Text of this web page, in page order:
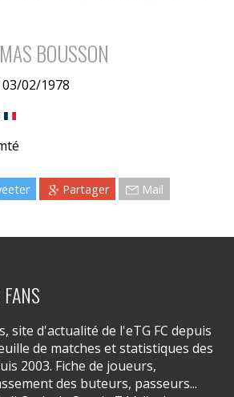
BOUSSON
02/1978
Partager Mail
site d'actualité de l'eTG FC depuis
de matches et statistiques des
2003. Fiche de joueurs,
des buteurs, passeurs...